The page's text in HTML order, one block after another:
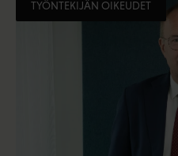
TYÖNTEKIJÄN OIKEUDET